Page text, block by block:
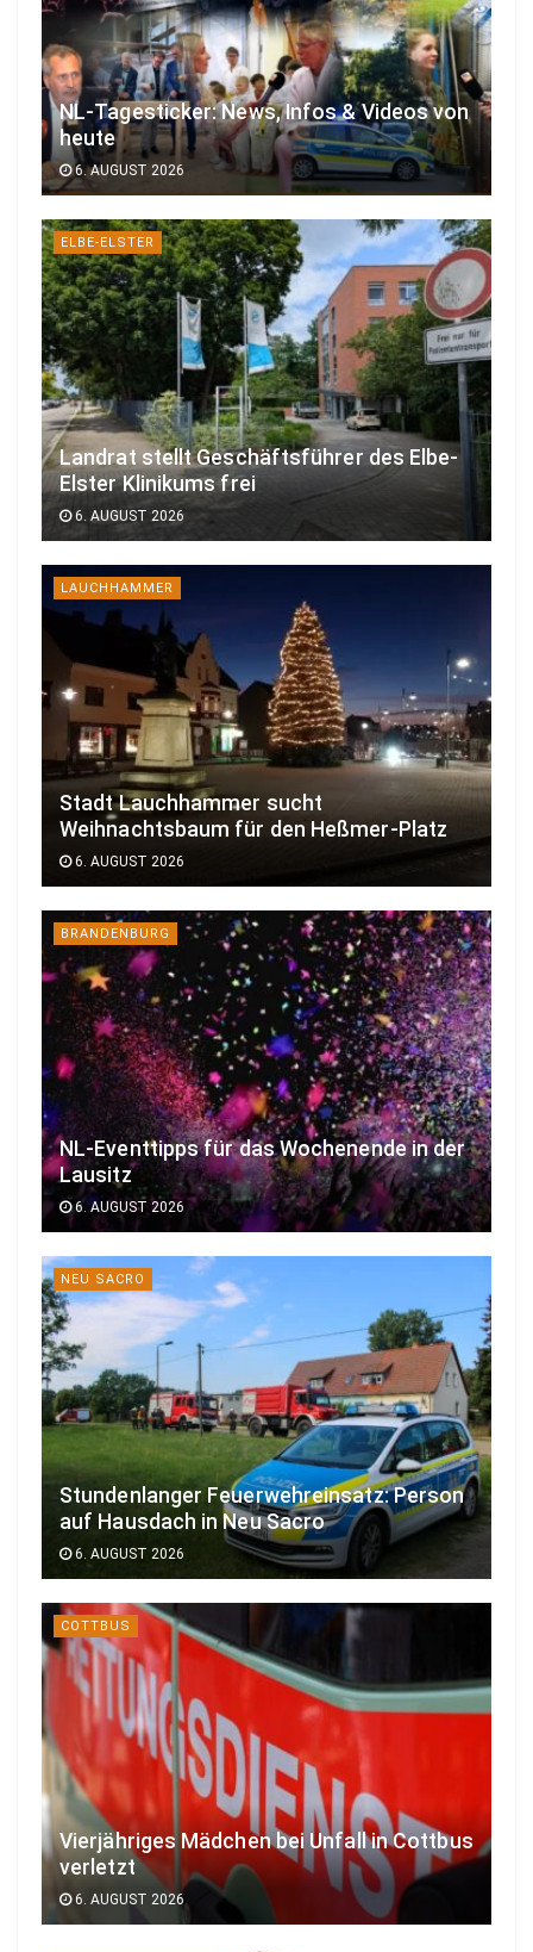
NL-Tagesticker: News, Infos & Videos von
heute
6. AUGUST 2026
ELBE-ELSTER
Landrat stellt Geschäftsführer des Elbe-
Elster Klinikums frei
6. AUGUST 2026
LAUCHHAMMER
Stadt Lauchhammer sucht
Weihnachtsbaum für den Heßmer-Platz
6. AUGUST 2026
BRANDENBURG
NL-Eventtipps für das Wochenende in der
Lausitz
6. AUGUST 2026
NEU SACRO
Stundenlanger Feuerwehreinsatz: Person
auf Hausdach in Neu Sacro
6. AUGUST 2026
COTTBUS
Vierjähriges Mädchen bei Unfall in Cottbus
verletzt
6. AUGUST 2026